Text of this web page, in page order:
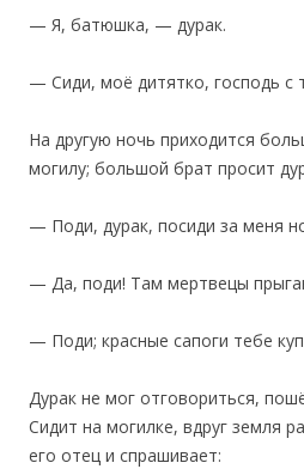
— Я, батюшка, — дурак.
— Сиди, моё дитятко, господь с
На другую ночь приходится
могилу; большой брат просит
— Поди, дурак, посиди за меня
— Да, поди! Там мертвецы
— Поди; красные сапоги тебе
Дурак не мог отговориться,
Сидит на могилке, вдруг земля
его отец и спрашивает: